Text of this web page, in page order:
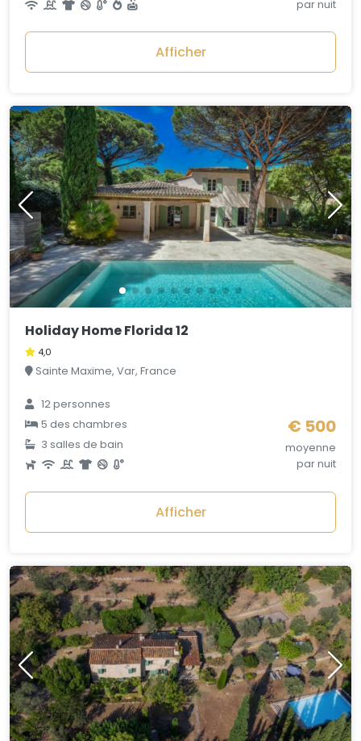
par nuit
Afficher
Holiday Home Florida 12
4,0
Sainte Maxime, Var, France
12 personnes
5 des chambres
3 salles de bain
€ 500
moyenne
par nuit
Afficher